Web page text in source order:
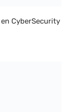
CyberSecurity